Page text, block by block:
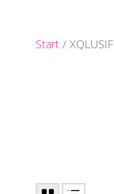
Start/ XQLUSIF